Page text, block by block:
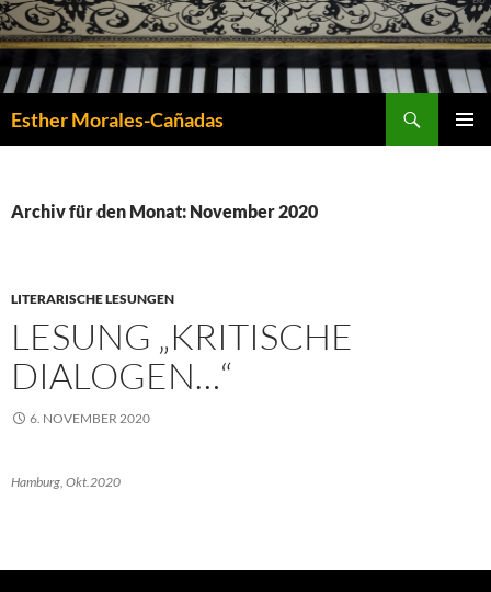
Esther Morales-Cañadas
Archiv für den Monat: November 2020
LITERARISCHE LESUNGEN
LESUNG „KRITISCHE
DIALOGEN…“
6. NOVEMBER 2020
Hamburg, Okt.2020